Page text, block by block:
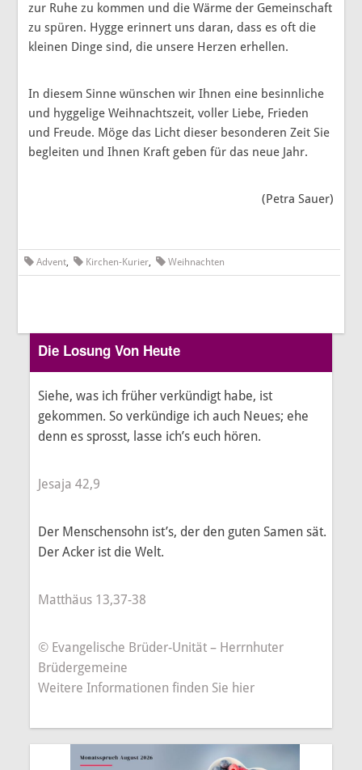
zur Ruhe zu kommen und die Wärme der Gemeinschaft
zu spüren. Hygge erinnert uns daran, dass es oft die
kleinen Dinge sind, die unsere Herzen erhellen.
In diesem Sinne wünschen wir Ihnen eine besinnliche
und hyggelige Weihnachtszeit, voller Liebe, Frieden
und Freude. Möge das Licht dieser besonderen Zeit Sie
begleiten und Ihnen Kraft geben für das neue Jahr.
(Petra Sauer)
Advent, Kirchen-Kurier, Weihnachten
Die Losung Von Heute
Siehe, was ich früher verkündigt habe, ist
gekommen. So verkündige ich auch Neues; ehe
denn es sprosst, lasse ich’s euch hören.
Jesaja 42,9
Der Menschensohn ist’s, der den guten Samen sät.
Der Acker ist die Welt.
Matthäus 13,37-38
© Evangelische Brüder-Unität – Herrnhuter
Brüdergemeine
Weitere Informationen finden Sie hier